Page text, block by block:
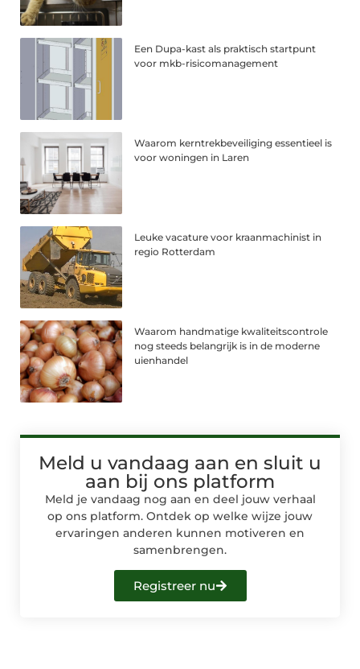
Een Dupa-kast als praktisch startpunt
voor mkb-risicomanagement
Waarom kerntrekbeveiliging essentieel is
voor woningen in Laren
Leuke vacature voor kraanmachinist in
regio Rotterdam
Waarom handmatige kwaliteitscontrole
nog steeds belangrijk is in de moderne
uienhandel
Meld u vandaag aan en sluit u
aan bij ons platform
Meld je vandaag nog aan en deel jouw verhaal
op ons platform. Ontdek op welke wijze jouw
ervaringen anderen kunnen motiveren en
samenbrengen.
Registreer nu